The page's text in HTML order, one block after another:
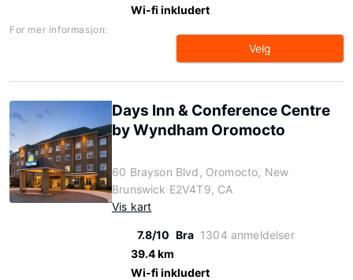
Wi-fi inkludert
For mer informasjon:
Velg
Days Inn & Conference Centre
by Wyndham Oromocto
60 Brayson Blvd, Oromocto, New
Brunswick E2V4T9, CA
Vis kart
7.8/10 Bra 1304 anmeldelser
39.4 km
Wi-fi inkludert